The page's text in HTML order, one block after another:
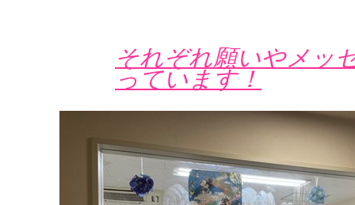
それぞれ願いやメッ
っています！